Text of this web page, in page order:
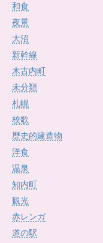
和食
夜景
大沼
新幹線
木古内町
未分類
札幌
校歌
歴史的建造物
洋食
温泉
知内町
観光
赤レンガ
道の駅